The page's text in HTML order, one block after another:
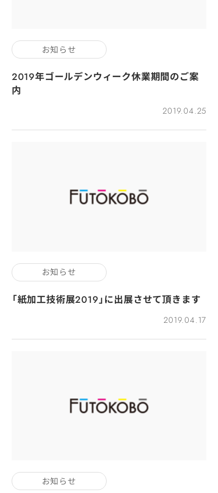
お知らせ
2019年ゴールデンウィーク休業期間のご案
内
2019.04.25
お知らせ
「紙加工技術展2019」に出展させて頂きます
2019.04.17
お知らせ